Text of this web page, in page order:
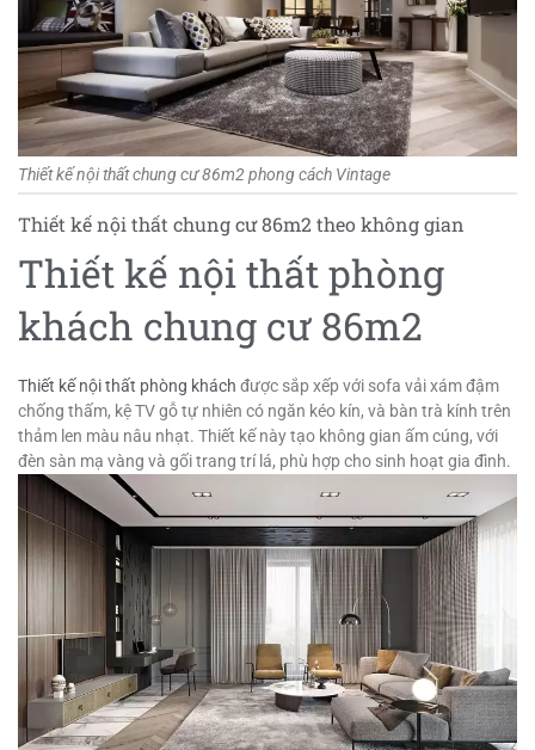
Thiết kế nội thất chung cư 86m2 phong cách Vintage
Thiết kế nội thất chung cư 86m2 theo không gian
Thiết kế nội thất phòng
khách chung cư 86m2
Thiết kế nội thất phòng khách được sắp xếp với sofa vải xám đậm
chống thấm, kệ TV gỗ tự nhiên có ngăn kéo kín, và bàn trà kính trên
thảm len màu nâu nhạt. Thiết kế này tạo không gian ấm cúng, với
đèn sàn mạ vàng và gối trang trí lá, phù hợp cho sinh hoạt gia đình.